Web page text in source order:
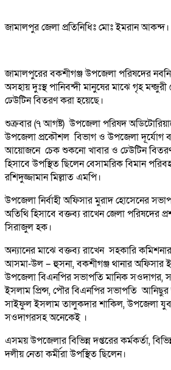
জামালপুর জেলা প্রতিনিধিঃ মোঃ ইমরান আকন্দ।
জামালপুরের বকশীগঞ্জ উপজেলা পরিষদের
অসহায় দুঃস্থ পানিবন্দী মানুষের মাঝে গৃহ
ঢেউটিন বিতরণ করা হয়েছে।
শুক্রবার (৭ আগষ্ট) উপজেলা পরিষদ
উপজেলা প্রকৌশল বিভাগ ও উপজেলা দূর্যোগ
আয়োজনে চেক শুকনো খাবার ও ঢেউটিন বিতরণ
হিসাবে উপস্থিত ছিলেন বেসামরিক বিমান
রশিদুজ্জামান মিল্লাত এমপি।
উপজেলা নির্বাহী অফিসার মুরাদ হোসেনের
অতিথি হিসাবে বক্তব্য রাখেন জেলা পরিষদের
সিরাজুল হক।
অন্যানের মাঝে বক্তব্য রাখেন সহকারি
আসমা-উল – হুসনা, বকশীগঞ্জ থানার অফিসার
উপজেলা বিএনপির সভাপতি মানিক সওদাগর,
ইসলাম প্রিন্স, পৌর বিএনপির সভাপতি আনিছুর
সাইফুল ইসলাম তালুকদার শাকিল, উপজেলা
সওদাগরসহ অনেকেই ।
এসময় উপজেলার বিভিন্ন দপ্তরের কর্মকর্তা,
দলীয় নেতা কর্মীরা উপস্থিত ছিলেন।